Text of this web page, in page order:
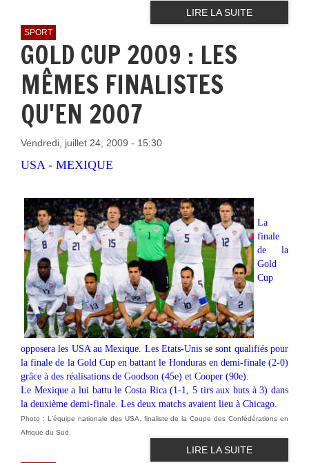
LIRE LA SUITE
SPORT
GOLD CUP 2009 : LES
MÊMES FINALISTES
QU'EN 2007
Vendredi, juillet 24, 2009 - 15:30
USA - MEXIQUE
La
finale
de la
Gold
Cup
opposera les USA au Mexique. Les Etats-Unis se sont qualifiés pour
la finale de la Gold Cup en battant le Honduras en demi-finale (2-0)
grâce à des réalisations de Goodson (45e) et Cooper (90e).
Le Mexique a lui battu le Costa Rica (1-1, 5 tirs aux buts à 3) dans
la deuxième demi-finale. Les deux matchs avaient lieu à Chicago.
Photo : L'équipe nationale des USA, finaliste de la Coupe des Confédérations en
Afrique du Sud.
LIRE LA SUITE